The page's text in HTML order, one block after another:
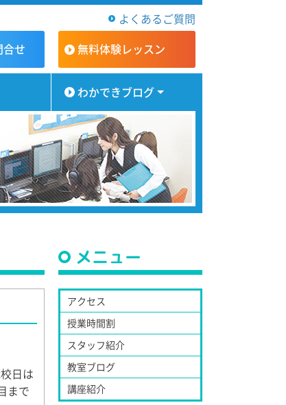
よくあるご質問
合せ 無料体験レッスン
わかできブログ
日は
まで
メニュー
アクセス
授業時間割
スタッフ紹介
教室ブログ
講座紹介